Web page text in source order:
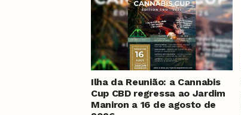
Ilha da Reunião: a Cannabis
Cup CBD regressa ao Jardim
Maniron a 16 de agosto de